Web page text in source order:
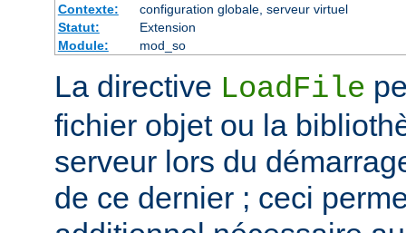
Contexte:
configuration globale, serveur virtuel
Statut:
Extension
Module:
mod_so
La directive LoadFile
fichier objet ou la
serveur lors du
de ce dernier ; ceci